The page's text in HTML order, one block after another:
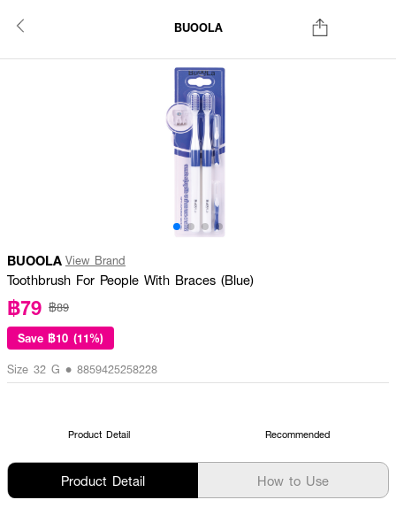
BUOOLA
BUOOLA View Brand
Toothbrush For People With Braces (Blue)
฿79 ฿89
Save ฿10 (11%)
Size 32 G • 8859425258228
Product Detail Recommended
Product Detail How to Use